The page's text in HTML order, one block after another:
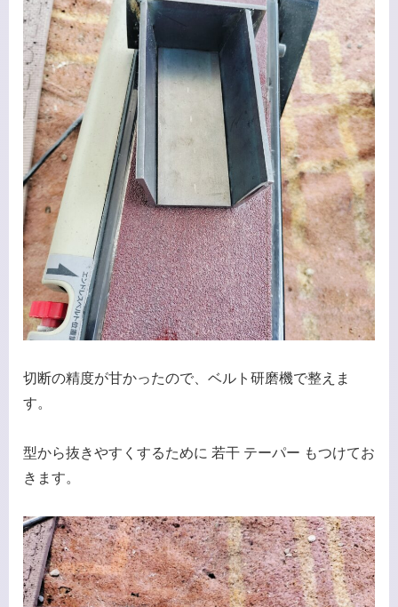
切断の精度が甘かったので、ベルト研磨機で整えま
す。
型から抜きやすくするために 若干 テーパー もつけてお
きます。